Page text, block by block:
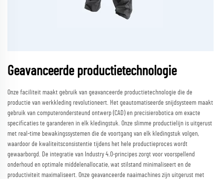
Geavanceerde productietechnologie
Onze faciliteit maakt gebruik van geavanceerde productietechnologie die de
productie van werkkleding revolutioneert. Het geautomatiseerde snijdsysteem maakt
gebruik van computerondersteund ontwerp (CAD) en precisierobotica om exacte
specificaties te garanderen in elk kledingstuk. Onze slimme productielijn is uitgerust
met real-time bewakingssystemen die de voortgang van elk kledingstuk volgen,
waardoor de kwaliteitsconsistentie tijdens het hele productieproces wordt
gewaarborgd. De integratie van Industry 4.0-principes zorgt voor voorspellend
onderhoud en optimale middelenallocatie, wat stilstand minimaliseert en de
productiviteit maximaliseert. Onze geavanceerde naaimachines zijn uitgerust met